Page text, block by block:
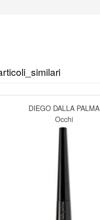
DIEGO DALLA PALMA
Occhi